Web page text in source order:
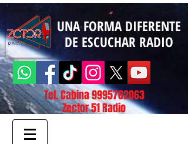
UNA FORMA DIFERENTE
DE ESCUCHAR RADIO
Tel. Cabina9995762063
Zector 51 Radio